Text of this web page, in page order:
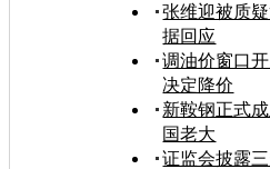
张维迎被质
据回应
调油价窗口
决定降价
新鞍钢正式
国老大
证监会披露